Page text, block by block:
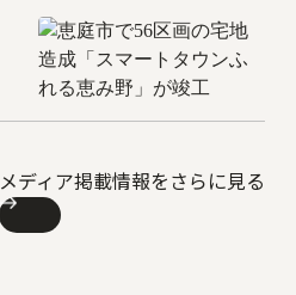
メディア掲載情報をさらに見る